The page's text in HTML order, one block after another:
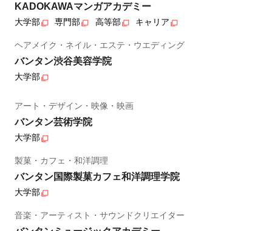
KADOKAWAマンガアカデミー
大学部 専門部 高等部 キャリア
ヘアメイク・ネイル・エステ・ウエディング
バンタン渋谷美容学院
大学部
アート・デザイン・映像・映画
バンタン芸術学院
大学部
製菓・カフェ・和洋調理
バンタン国際製菓カフェ和洋調理学院
大学部
音楽・アーティスト・サウンドクリエイター